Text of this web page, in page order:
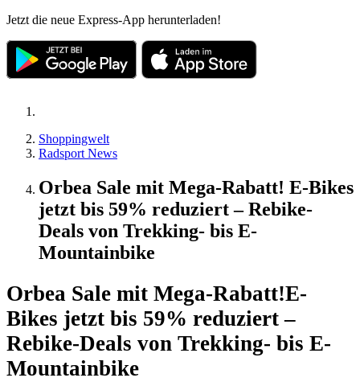
Jetzt die neue Express-App herunterladen!
Shoppingwelt
Radsport News
Orbea Sale mit Mega-Rabatt! E-Bikes
jetzt bis 59% reduziert – Rebike-
Deals von Trekking- bis E-
Mountainbike
Orbea Sale mit Mega-Rabatt!E-
Bikes jetzt bis 59% reduziert –
Rebike-Deals von Trekking- bis E-
Mountainbike